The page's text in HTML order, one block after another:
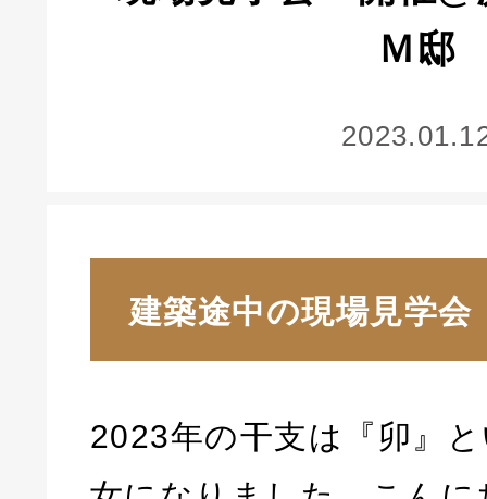
Ｍ邸
建築途中の現場見学会
2023年の干支は『卯』